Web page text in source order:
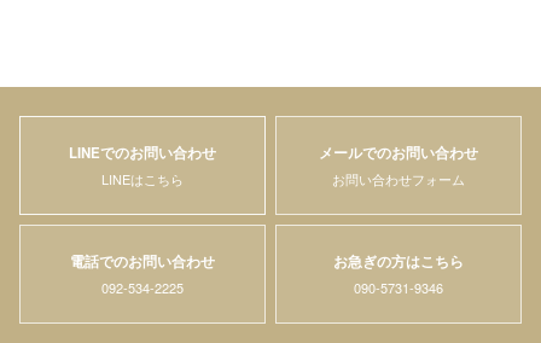
LINEでのお問い合わせ
LINEはこちら
メールでのお問い合わせ
お問い合わせフォーム
電話でのお問い合わせ
092-534-2225
お急ぎの方はこちら
090-5731-9346